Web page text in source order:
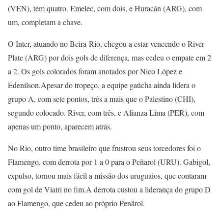
(VEN), tem quatro. Emelec, com dois, e Huracán (ARG), com
um, completam a chave.
O Inter, atuando no Beira-Rio, chegou a estar vencendo o River
Plate (ARG) por dois gols de diferença, mas cedeu o empate em 2
a 2. Os gols colorados foram anotados por Nico López e
Edenílson.Apesar do tropeço, a equipe gaúcha ainda lidera o
grupo A, com sete pontos, três a mais que o Palestino (CHI),
segundo colocado. River, com três, e Alianza Lima (PER), com
apenas um ponto, aparecem atrás.
No Rio, outro time brasileiro que frustrou seus torcedores foi o
Flamengo, com derrota por 1 a 0 para o Peñarol (URU). Gabigol,
expulso, tornou mais fácil a missão dos uruguaios, que contaram
com gol de Viatri no fim.A derrota custou a liderança do grupo D
ao Flamengo, que cedeu ao próprio Penãrol.